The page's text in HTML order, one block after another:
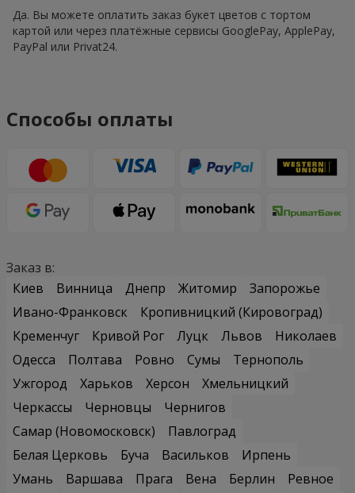
Да. Вы можете оплатить заказ букет цветов с тортом
картой или через платёжные сервисы GooglePay, ApplePay,
PayPal или Privat24.
Способы оплаты
Заказ в:
Киев
Винница Днепр Житомир
Запорожье
Ивано-Франковск
Кропивницкий (Кировоград)
Кременчуг
Кривой Рог Луцк Львов
Николаев
Одесса
Полтава Ровно Сумы
Тернополь
Ужгород
Харьков Херсон
Хмельницкий
Черкассы
Черновцы
Чернигов
Самар (Новомосковск)
Павлоград
Белая Церковь
Буча Васильков
Ирпень
Умань
Варшава Прага Вена Берлин
Ревное